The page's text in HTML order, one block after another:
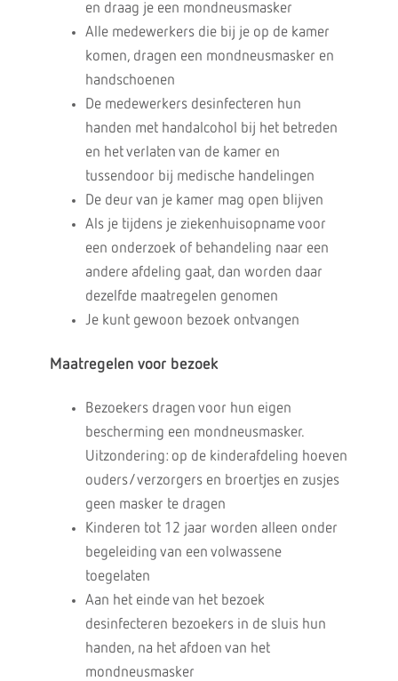
en draag je een mondneusmasker
Alle medewerkers die bij je op de kamer
komen, dragen een mondneusmasker en
handschoenen
De medewerkers desinfecteren hun
handen met handalcohol bij het betreden
en het verlaten van de kamer en
tussendoor bij medische handelingen
De deur van je kamer mag open blijven
Als je tijdens je ziekenhuisopname voor
een onderzoek of behandeling naar een
andere afdeling gaat, dan worden daar
dezelfde maatregelen genomen
Je kunt gewoon bezoek ontvangen
Maatregelen voor bezoek
Bezoekers dragen voor hun eigen
bescherming een mondneusmasker.
Uitzondering: op de kinderafdeling hoeven
ouders/verzorgers en broertjes en zusjes
geen masker te dragen
Kinderen tot 12 jaar worden alleen onder
begeleiding van een volwassene
toegelaten
Aan het einde van het bezoek
desinfecteren bezoekers in de sluis hun
handen, na het afdoen van het
mondneusmasker